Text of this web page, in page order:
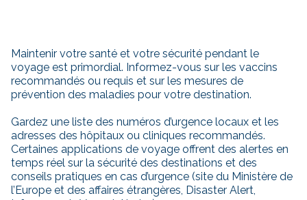
Maintenir votre santé et votre sécurité pendant le
voyage est primordial. Informez-vous sur les vaccins
recommandés ou requis et sur les mesures de
prévention des maladies pour votre destination.
Gardez une liste des numéros d’urgence locaux et les
adresses des hôpitaux ou cliniques recommandés.
Certaines applications de voyage offrent des alertes en
temps réel sur la sécurité des destinations et des
conseils pratiques en cas d’urgence (site du Ministère de
l’Europe et des affaires étrangères, Disaster Alert,